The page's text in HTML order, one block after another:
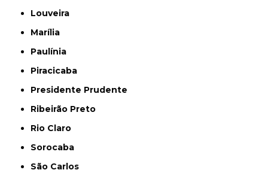
Louveira
Marília
Paulínia
Piracicaba
Presidente Prudente
Ribeirão Preto
Rio Claro
Sorocaba
São Carlos